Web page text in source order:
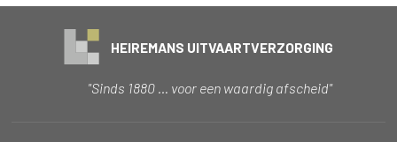
HEIREMANS UITVAARTVERZORGING
"Sinds 1880 … voor een waardig afscheid"